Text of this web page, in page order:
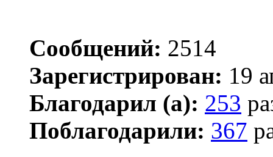
Сообщений: 2514
Зарегистрирован: 19
Благодарил (а): 253
Поблагодарили: 367